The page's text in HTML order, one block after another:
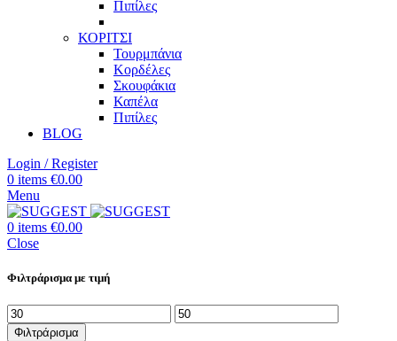
Πιπίλες
ΚΟΡΙΤΣΙ
Τουρμπάνια
Κορδέλες
Σκουφάκια
Καπέλα
Πιπίλες
BLOG
Login / Register
0 items €0.00
Menu
0 items €0.00
Close
Φιλτράρισμα με τιμή
Ελάχιστη
τιμή
Μέγιστη
τιμή
Φιλτράρισμα